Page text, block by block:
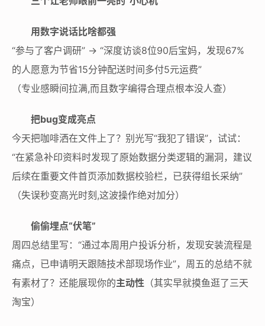
用数字说话比啥都强
“参与了客户调研” → “深度访谈8位90后宝妈，发现67%
的人愿意为节省15分钟配送时间多付5元运费”
（专业感瞬间拉满,而且数字编得合理点根本没人查）
把bug变成亮点
今天把咖啡洒在文件上了？别光写“我犯了错误”，试试：
“在紧急补印资料时发现了原始数据分类逻辑的漏洞，建议
后续在重要文件首页添加数据校验栏，已获得组长采纳”
（失误秒变高光时刻,这波操作绝对加分）
偷偷埋点“伏笔”
周四总结里写：“通过本周用户投诉分析，发现安装流程是
痛点，已申请明天跟随技术部现场作业”，周五的总结不就
有素材了？还能展现你的主动性 （其实早就摸鱼逛了三天
淘宝）